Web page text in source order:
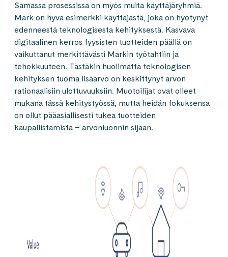
Samassa prosessissa on myös muita käyttäjäryhmiä.
Mark on hyvä esimerkki käyttäjästä, joka on hyötynyt
edenneestä teknologisesta kehityksestä. Kasvava
digitaalinen kerros fyysisten tuotteiden päällä on
vaikuttanut merkittävästi Markin työtahtiin ja
tehokkuuteen. Tästäkin huolimatta teknologisen
kehityksen tuoma lisäarvo on keskittynyt arvon
rationaalisiin ulottuvuuksiin. Muotoilijat ovat olleet
mukana tässä kehitystyössä, mutta heidän fokuksensa
on ollut pääasiallisesti tukea tuotteiden
kaupallistamista – arvonluonnin sijaan.